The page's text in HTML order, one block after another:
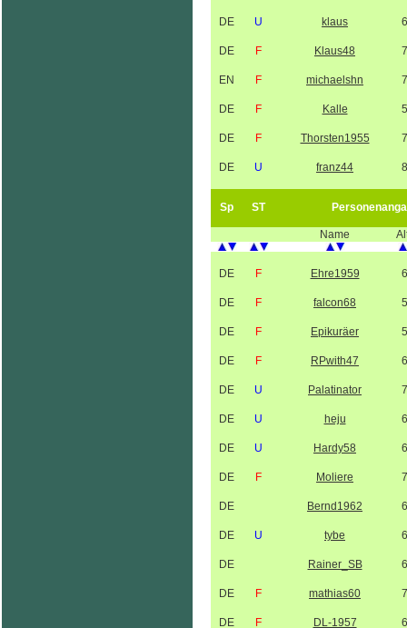
DE U klaus
DE F Klaus48
EN F michaelshn
DE F Kalle
DE F Thorsten1955
DE U franz44
Sp ST
Name
DE F Ehre1959
DE F falcon68
DE F Epikuräer
DE F RPwith47
DE U Palatinator
DE U heju
DE U Hardy58
DE F Moliere
DE Bernd1962
DE U tybe
DE Rainer_SB
DE F mathias60
DE F DL-1957